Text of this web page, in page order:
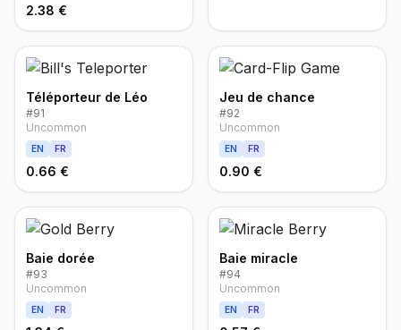
2.38 €
Téléporteur de Léo
#91
Uncommon
EN FR
0.66 €
Jeu de chance
#92
Uncommon
EN FR
0.90 €
Baie dorée
#93
Uncommon
EN FR
Baie miracle
#94
Uncommon
EN FR